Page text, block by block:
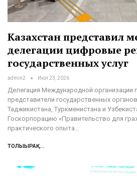
Казахстан представил
делегации цифровые
государственных услуг
admin2 Июл 23, 2026
Делегация Международной организации
представители государственных
Таджикистана, Туркменистана и
Госкорпорацию «Правительство для
практического опыта…
ТОЛЫҒЫРАҚ...